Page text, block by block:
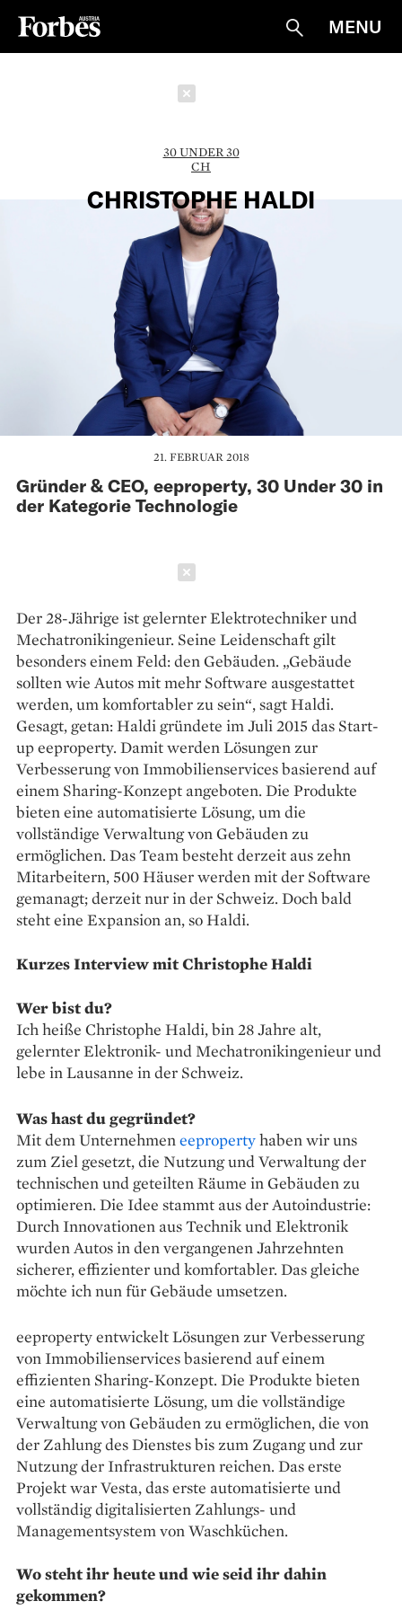
Suche
MENU
30 UNDER 30
CH
CHRISTOPHE HALDI
21. FEBRUAR 2018
Gründer & CEO, eeproperty, 30 Under 30 in
der Kategorie Technologie
Der 28-Jährige ist gelernter Elektrotechniker und
Mechatronikingenieur. Seine Leidenschaft gilt
besonders einem Feld: den Gebäuden. „Gebäude
sollten wie Autos mit mehr Software ausgestattet
werden, um komfortabler zu sein“, sagt Haldi.
Gesagt, getan: Haldi gründete im Juli 2015 das Start-
up eeproperty. Damit werden Lösungen zur
Verbesserung von Immobilienservices basierend auf
einem Sharing-Konzept angeboten. Die Produkte
bieten eine automatisierte Lösung, um die
vollständige Verwaltung von Gebäuden zu
ermöglichen. Das Team besteht derzeit aus zehn
Mitarbeitern, 500 Häuser werden mit der Software
gemanagt; derzeit nur in der Schweiz. Doch bald
steht eine Expansion an, so Haldi.
Kurzes Interview mit Christophe Haldi
Wer bist du?
Ich heiße Christophe Haldi, bin 28 Jahre alt,
gelernter Elektronik- und Mechatronikingenieur und
lebe in Lausanne in der Schweiz.
Was hast du gegründet?
Mit dem Unternehmeneepropertyhaben wir uns
zum Ziel gesetzt, die Nutzung und Verwaltung der
technischen und geteilten Räume in Gebäuden zu
optimieren. Die Idee stammt aus der Autoindustrie:
Durch Innovationen aus Technik und Elektronik
wurden Autos in den vergangenen Jahrzehnten
sicherer, effizienter und komfortabler. Das gleiche
möchte ich nun für Gebäude umsetzen.
eeproperty entwickelt Lösungen zur Verbesserung
von Immobilienservices basierend auf einem
effizienten Sharing-Konzept. Die Produkte bieten
eine automatisierte Lösung, um die vollständige
Verwaltung von Gebäuden zu ermöglichen, die von
der Zahlung des Dienstes bis zum Zugang und zur
Nutzung der Infrastrukturen reichen. Das erste
Projekt war Vesta, das erste automatisierte und
vollständig digitalisierten Zahlungs- und
Managementsystem von Waschküchen.
Wo steht ihr heute und wie seid ihr dahin
gekommen?